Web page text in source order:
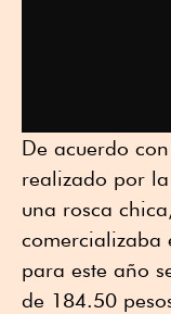
De acuerdo
realizado por
una rosca
comercializaba
para este año
de 184.50